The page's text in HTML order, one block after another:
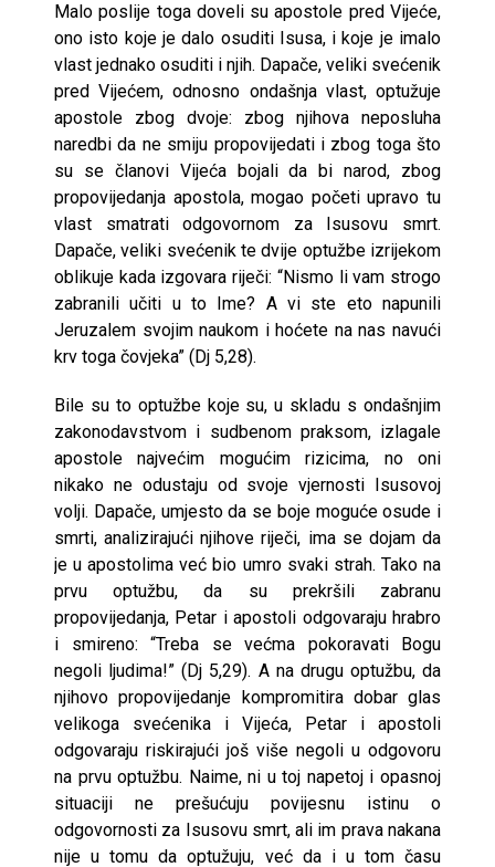
Malo poslije toga doveli su apostole pred Vijeće,
ono isto koje je dalo osuditi Isusa, i koje je imalo
vlast jednako osuditi i njih. Dapače, veliki svećenik
pred Vijećem, odnosno ondašnja vlast, optužuje
apostole zbog dvoje: zbog njihova neposluha
naredbi da ne smiju propovijedati i zbog toga što
su se članovi Vijeća bojali da bi narod, zbog
propovijedanja apostola, mogao početi upravo tu
vlast smatrati odgovornom za Isusovu smrt.
Dapače, veliki svećenik te dvije optužbe izrijekom
oblikuje kada izgovara riječi: “Nismo li vam strogo
zabranili učiti u to Ime? A vi ste eto napunili
Jeruzalem svojim naukom i hoćete na nas navući
krv toga čovjeka” (Dj 5,28).
Bile su to optužbe koje su, u skladu s ondašnjim
zakonodavstvom i sudbenom praksom, izlagale
apostole najvećim mogućim rizicima, no oni
nikako ne odustaju od svoje vjernosti Isusovoj
volji. Dapače, umjesto da se boje moguće osude i
smrti, analizirajući njihove riječi, ima se dojam da
je u apostolima već bio umro svaki strah. Tako na
prvu optužbu, da su prekršili zabranu
propovijedanja, Petar i apostoli odgovaraju hrabro
i smireno: “Treba se većma pokoravati Bogu
negoli ljudima!” (Dj 5,29). A na drugu optužbu, da
njihovo propovijedanje kompromitira dobar glas
velikoga svećenika i Vijeća, Petar i apostoli
odgovaraju riskirajući još više negoli u odgovoru
na prvu optužbu. Naime, ni u toj napetoj i opasnoj
situaciji ne prešućuju povijesnu istinu o
odgovornosti za Isusovu smrt, ali im prava nakana
nije u tomu da optužuju, već da i u tom času